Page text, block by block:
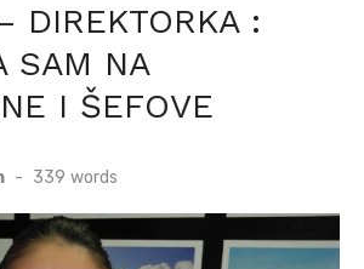
DIREKTORKA :
SAM NA
I ŠEFOVE
- 339 words